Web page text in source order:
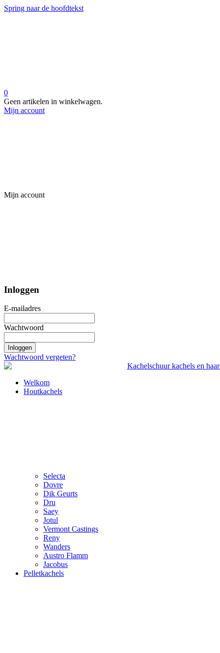
Spring naar de hoofdtekst
0
Geen artikelen in winkelwagen.
Mijn account
Mijn account
Inloggen
E-mailadres
Wachtwoord
Inloggen
Wachtwoord vergeten?
Welkom
Houtkachels
Selecta
Dovre
Dik Geurts
Dru
Saey
Jotul
Vermont Castings
Reny
Wanders
Austro Flamm
Jacobus
Pelletkachels